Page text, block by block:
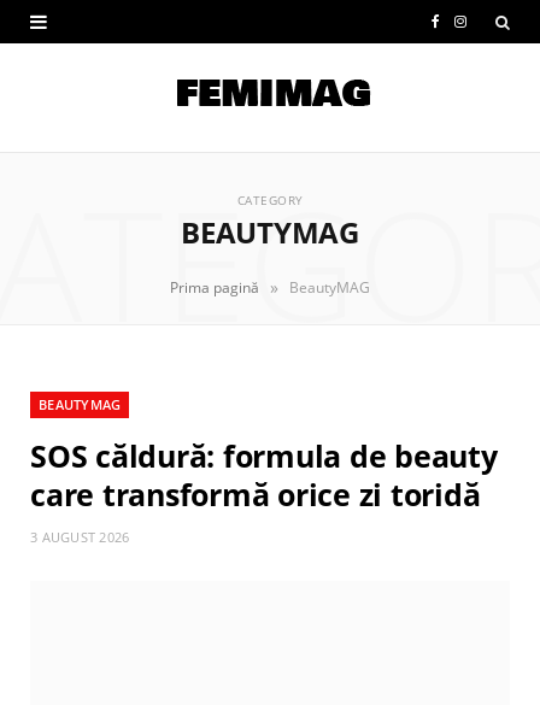
e
I
t
CATEGORY
BEAUTYMAG
Prima pagină » BeautyMAG
BEAUTYMAG
SOS căldură: formula de beauty
care transformă orice zi toridă
3 AUGUST 2026